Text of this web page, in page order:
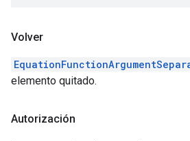
Volver
elemento quitado.
Autorización